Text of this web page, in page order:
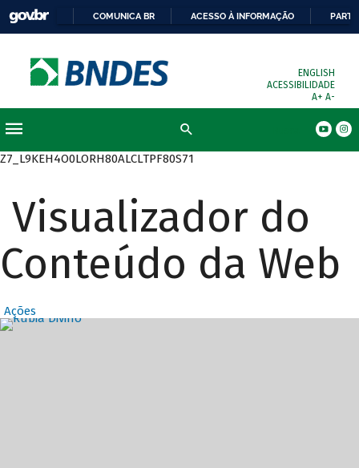
COMUNICA BR ACESSO À INFORMAÇÃO
ENGLISH
ACESSIBILIDADE
A+ A-
Z7_L9KEH4O0LORH80ALCLTPF80S71
Visualizador do
Conteúdo da Web
Ações
Destaques